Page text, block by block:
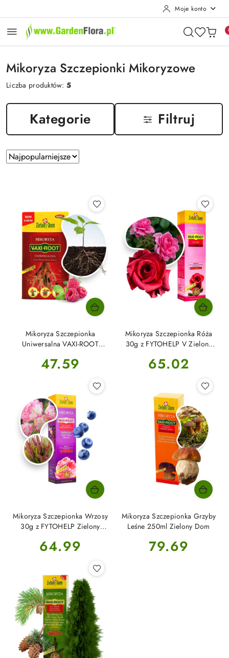
Moje konto
Mikoryza Szczepionki Mikoryzowe
Liczba produktów:5
Kategorie Filtruj
Zastosowano
sortowanie:
Sortuj
według
Mikoryza Szczepionka
Uniwersalna VAXI-ROOT
Cena:
47.59
Mikoryza Szczepionka Róża
30g z FYTOHELP V Zielony
Cena:
65.02
Mikoryza Szczepionka Wrzosy
30g z FYTOHELP Zielony
Cena:
64.99
Mikoryza Szczepionka Grzyby
Leśne 250ml Zielony Dom
Cena:
79.69